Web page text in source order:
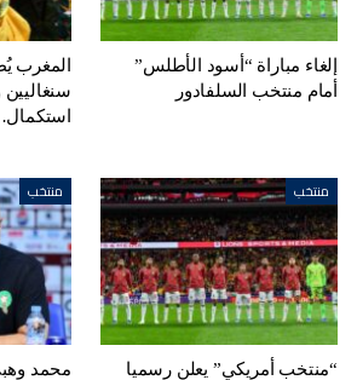
إلغاء مباراة “أسود الأطلس”
أمام منتخب السلفادور
المغرب
سنغاليين
منتخب
“منتخب أمريكي” يعلن رسميا
منتخب
محمد